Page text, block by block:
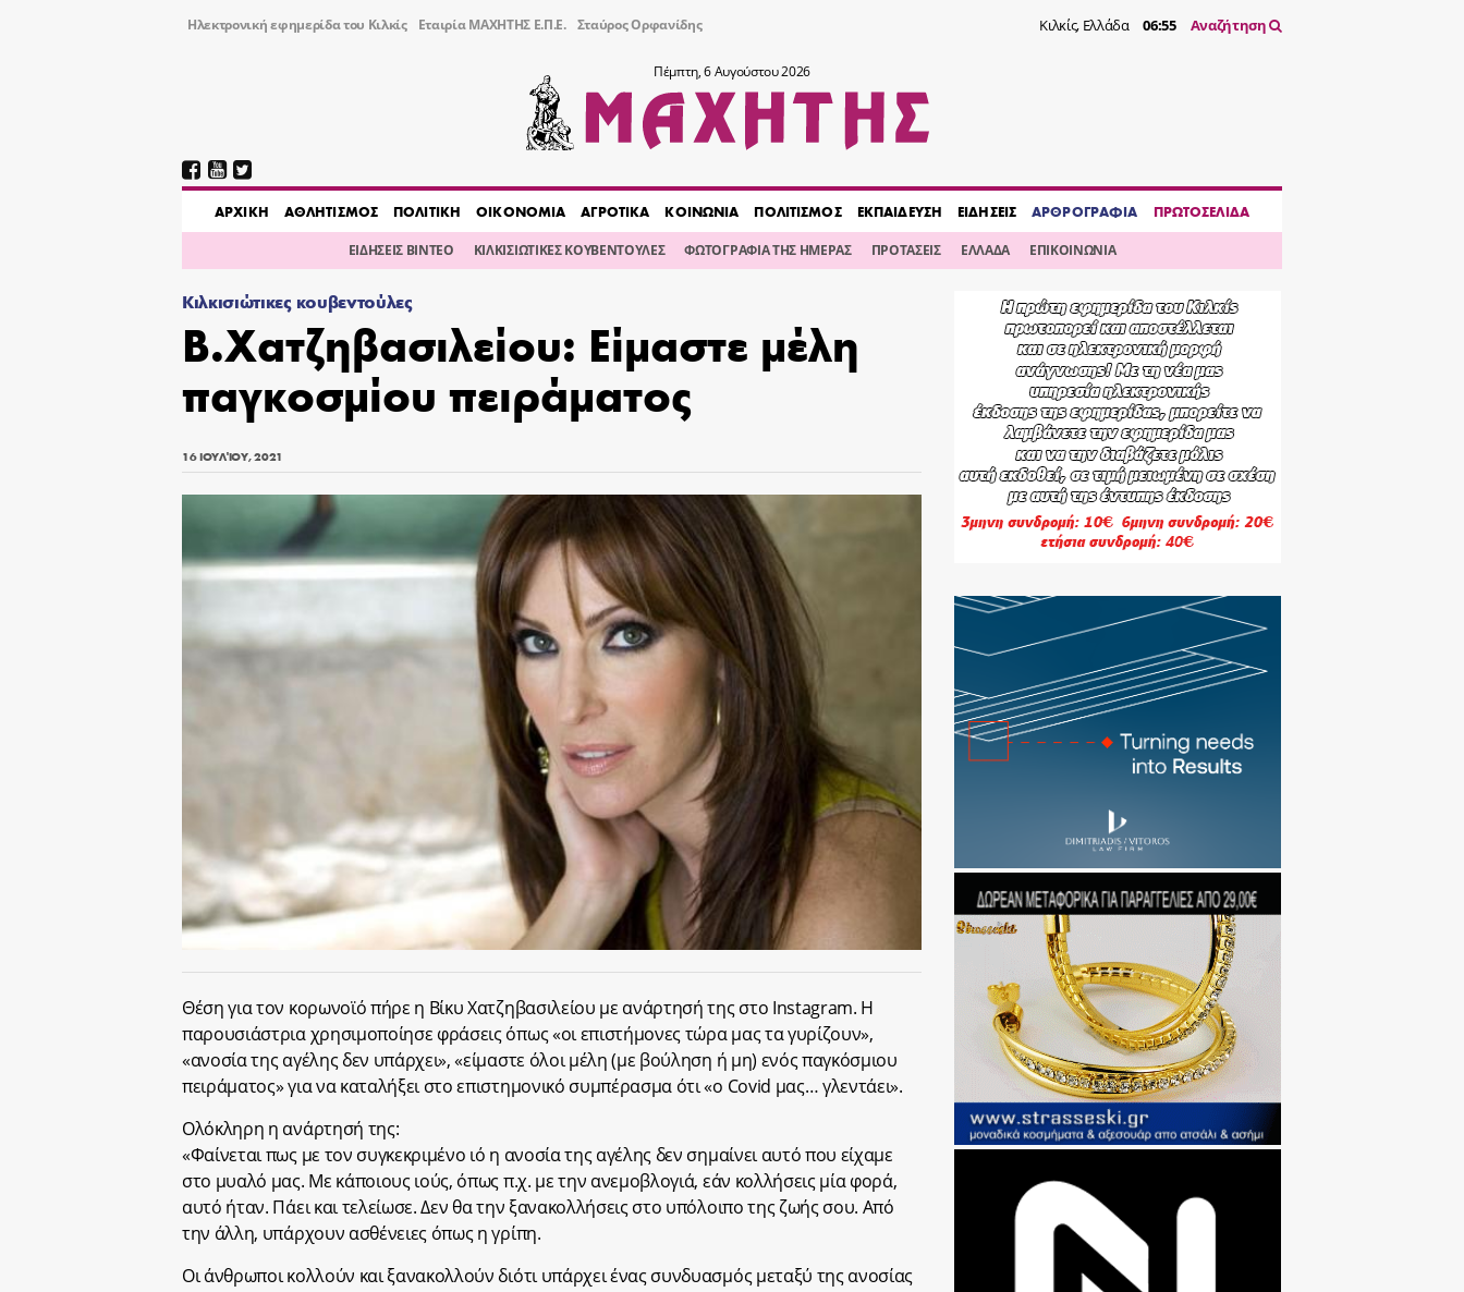
Ηλεκτρονική εφημερίδα του Κιλκίς Εταιρία ΜΑΧΗΤΗΣ Ε.Π.Ε. Σταύρος Ορφανίδης Κιλκίς, Ελλάδα 06:55 Αναζήτηση
Πέμπτη, 6 Αυγούστου 2026
AΡΧΙΚΗ ΑΘΛΗΤΙΣΜΟΣ ΠΟΛΙΤΙΚΗ ΟΙΚΟΝΟΜΙΑ ΑΓΡΟΤΙΚΑ ΚΟΙΝΩΝΙΑ ΠΟΛΙΤΙΣΜΟΣ ΕΚΠΑΙΔΕΥΣΗ ΕΙΔΗΣΕΙΣ ΑΡΘΡΟΓΡΑΦΙΑ ΠΡΩΤΟΣΕΛΙΔΑ
ΕΙΔΗΣΕΙΣ ΒΙΝΤΕΟ ΚΙΛΚΙΣΙΩΤΙΚΕΣ ΚΟΥΒΕΝΤΟΥΛΕΣ ΦΩΤΟΓΡΑΦΙΑ ΤΗΣ ΗΜΕΡΑΣ ΠΡΟΤΑΣΕΙΣ ΕΛΛΑΔΑ ΕΠΙΚΟΙΝΩΝΙΑ
Κιλκισιώτικες κουβεντούλες
Β.Χατζηβασιλείου: Είμαστε μέλη
παγκοσμίου πειράματος
16 ΙΟΥΛΊΟΥ, 2021
Θέση για τον κορωνοϊό πήρε η Βίκυ Χατζηβασιλείου με ανάρτησή της στο Instagram. H
παρουσιάστρια χρησιμοποίησε φράσεις όπως «οι επιστήμονες τώρα μας τα γυρίζουν»,
«ανοσία της αγέλης δεν υπάρχει», «είμαστε όλοι μέλη (με βούληση ή μη) ενός παγκόσμιου
πειράματος» για να καταλήξει στο επιστημονικό συμπέρασμα ότι «ο Covid μας… γλεντάει».
Ολόκληρη η ανάρτησή της:
«Φαίνεται πως με τον συγκεκριμένο ιό η ανοσία της αγέλης δεν σημαίνει αυτό που είχαμε
στο μυαλό μας. Με κάποιους ιούς, όπως π.χ. με την ανεμοβλογιά, εάν κολλήσεις μία φορά,
αυτό ήταν. Πάει και τελείωσε. Δεν θα την ξανακολλήσεις στο υπόλοιπο της ζωής σου. Από
την άλλη, υπάρχουν ασθένειες όπως η γρίπη.
Οι άνθρωποι κολλούν και ξανακολλούν διότι υπάρχει ένας συνδυασμός μεταξύ της ανοσίας